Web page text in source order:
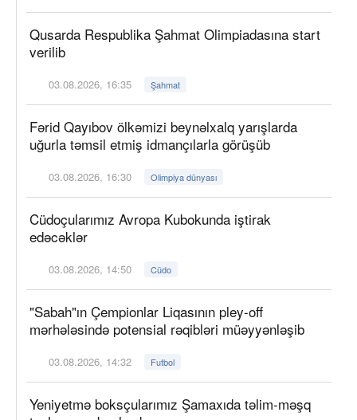
Qusarda Respublika Şahmat Olimpiadasına start
verilib
03.08.2026, 16:35 Şahmat
Fərid Qayıbov ölkəmizi beynəlxalq yarışlarda
uğurla təmsil etmiş idmançılarla görüşüb
03.08.2026, 16:30 Olimpiya dünyası
Cüdoçularımız Avropa Kubokunda iştirak
edəcəklər
03.08.2026, 14:50 Cüdo
"Sabah"ın Çempionlar Liqasının pley-off
mərhələsində potensial rəqibləri müəyyənləşib
03.08.2026, 14:32 Futbol
Yeniyetmə boksçularımız Şamaxıda təlim-məşq